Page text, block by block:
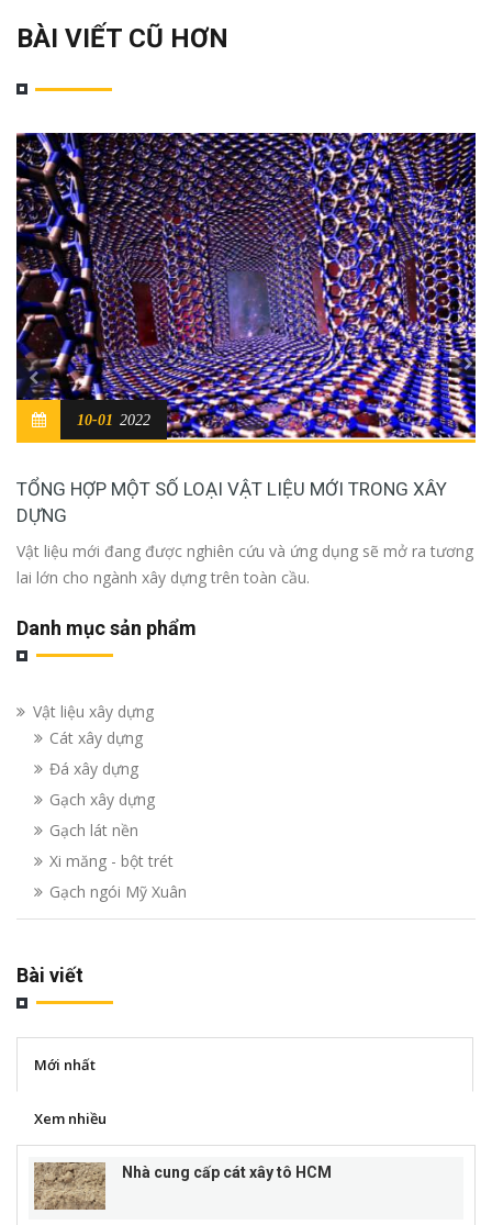
BÀI VIẾT CŨ HƠN
TỔNG HỢP MỘT SỐ LOẠI VẬT LIỆU MỚI TRONG XÂY
DỰNG
10-01 2022
Vật liệu mới đang được nghiên cứu và ứng dụng sẽ mở ra tương
lai lớn cho ngành xây dựng trên toàn cầu.
Danh mục sản phẩm
Vật liệu xây dựng
Cát xây dựng
Đá xây dựng
Gạch xây dựng
Gạch lát nền
Xi măng - bột trét
Gạch ngói Mỹ Xuân
Bài viết
Mới nhất
Xem nhiều
Nhà cung cấp cát xây tô HCM